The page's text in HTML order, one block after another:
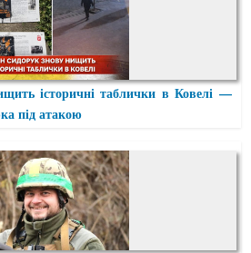
історичні таблички в Ковелі —
під атакою